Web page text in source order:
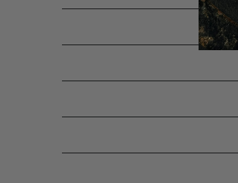
pozycji może wskazywać na brak wizji.
ᚷ – Gebo (Dar): Runa wymiany i
wzajemnych relacji. Ta runa nie ma
ᚹ – Wunjo (Radość): Symbol
życiu i sukces. W odwróconej
ᚺ – Hagalaz (Grad): Ta runa
drogę dla nowego wzrostu i
częścią naturalnego procesu i
potrzeby. Uczy nas cierpliwości i